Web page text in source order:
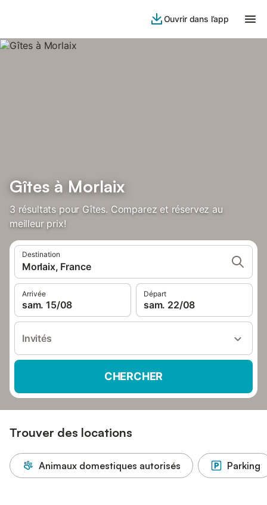
Ouvrir dans l’app
Gîtes à Morlaix
3 résultats pour Gîtes. Comparez et réservez au
meilleur prix!
Destination
Morlaix, France
Arrivée
sam. 15/08
Départ
sam. 22/08
Invités
CHERCHER
Trouver des locations
Animaux domestiques autorisés Parking